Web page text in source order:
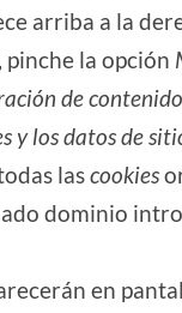
arriba a la
la opción
de contenido
y los datos de
lascookies
dominio
en